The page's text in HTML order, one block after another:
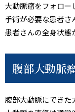
大動脈瘤をフォロー
手術が必要な患者さ
患者さんの全身状態
腹部大動脈
腹部大動脈にできた